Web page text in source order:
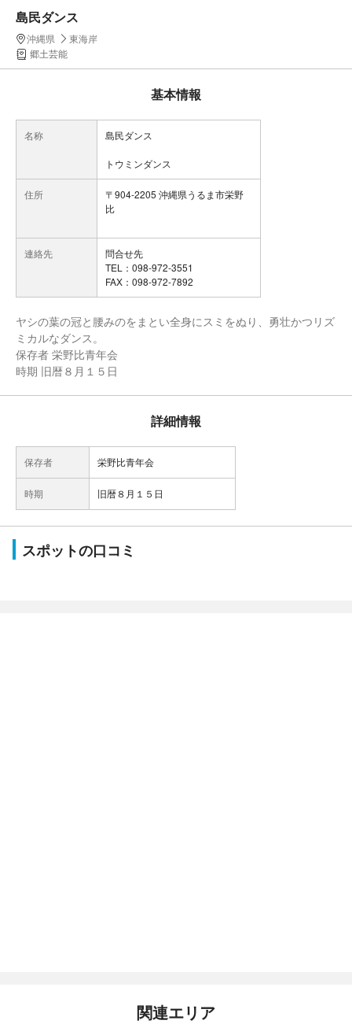
島民ダンス
沖縄県
東海岸
郷土芸能
基本情報
名称 島民ダンス
トウミンダンス
住所
〒904-2205 沖縄県うるま市栄野
比
連絡先
問合せ先
TEL：098-972-3551
FAX：098-972-7892
ヤシの葉の冠と腰みのをまとい全身にスミをぬり、勇壮かつリズ
ミカルなダンス。
保存者 栄野比青年会
時期 旧暦８月１５日
詳細情報
保存者 栄野比青年会
時期 旧暦８月１５日
スポットの口コミ
関連エリア